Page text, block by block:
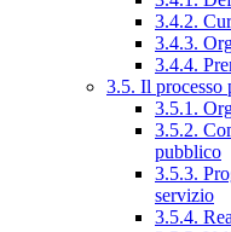
3.4.2.
3.4.3.
3.4.4.
3.5. Il processo
3.5.1.
3.5.2.
pubblico
3.5.3.
servizio
3.5.4.